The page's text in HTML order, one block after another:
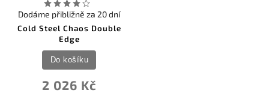
Cold Steel Chaos Double
Edge
Dodáme přibližně za 20 dní
2 026 Kč
Do košíku